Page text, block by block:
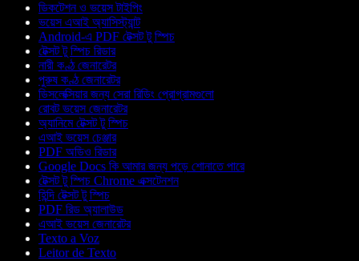
ডিকটেশন ও ভয়েস টাইপিং
ভয়েস এআই অ্যাসিস্ট্যান্ট
Android-এ PDF টেক্সট টু স্পিচ
টেক্সট টু স্পিচ রিডার
নারী কণ্ঠ জেনারেটর
পুরুষ কণ্ঠ জেনারেটর
ডিসলেক্সিয়ার জন্য সেরা রিডিং প্রোগ্রামগুলো
রোবট ভয়েস জেনারেটর
অ্যানিমে টেক্সট টু স্পিচ
এআই ভয়েস চেঞ্জার
PDF অডিও রিডার
Google Docs কি আমার জন্য পড়ে শোনাতে পারে
টেক্সট টু স্পিচ Chrome এক্সটেনশন
হিন্দি টেক্সট টু স্পিচ
PDF রিড অ্যালাউড
এআই ভয়েস জেনারেটর
Texto a Voz
Leitor de Texto